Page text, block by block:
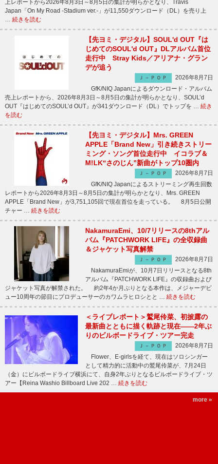
上レポートから2026年8月3日～8月5日の集計が明らかとなり、Travis
Japan「On My Road -Stadium ver.-」が11,550ダウンロード（DL）を売り上
… 続きを読む
【先ヨミ・デジタル】SOUL'd OUT『は
じめてのSOUL'd OUT』DLアルバム首位
走行中 Stray Kids／アリアナ・グラン
デが追う
Ｊ－ＰＯＰ
2026年8月7日
GfK/NIQ Japanによるダウンロード・アルバム
売上レポートから、2026年8月3日～8月5日の集計が明らかとなり、SOUL’d
OUT『はじめてのSOUL’d OUT』が341ダウンロード（DL）でトップを … 続き
を読む
【先ヨミ・デジタル】Mrs. GREEN
APPLE「Brand New」引き続きストリー
ミング・ソング首位走行中 イコラブ＆
M!LK“さのじん”新曲がトップ10圏内
Ｊ－ＰＯＰ
2026年8月7日
GfK/NIQ Japanによるストリーミング再生回数
レポートから2026年8月3日～8月5日の集計が明らかとなり、Mrs. GREEN
APPLE「Brand New」が3,751,105回で現在首位を走っている。 8月5日公開
チャー … 続きを読む
NakamuraEmi、10/7リリースの8thアル
バム『PATCHWORK LIFE』の全収録曲
＆ジャケット写真解禁
Ｊ－ＰＯＰ
2026年8月7日
NakamuraEmiが、10月7日リリースとなる8th
アルバム『PATCHWORK LIFE』の収録曲および
ジャケット写真が解禁された。 約2年4か月ぶりとなる本作は、メジャーデビ
ュー10周年の節目にプロデューサーのカワムラヒロシとと … 続きを読む
＜ライブレポート＞鷲尾伶菜、初披露の
最新曲とともに描く軌跡と現在――2年ぶ
りのビルボードライブ・ツアー完走
Ｊ－ＰＯＰ
2026年8月7日
Flower、E-girlsを経て、現在はソロシンガー
として精力的に活動中の鷲尾伶菜が、7月24日
（金）にビルボードライブ横浜にて、自身2年ぶりとなるビルボードライブ・ツ
アー【Reina Washio Billboard Live 202 … 続きを読む
more »